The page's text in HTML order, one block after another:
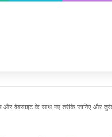
और वेबसाइट के साथ नए तरीके जानिए और